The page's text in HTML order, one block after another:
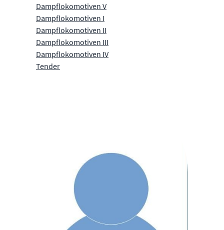
Dampflokomotiven V
Dampflokomotiven I
Dampflokomotiven II
Dampflokomotiven III
Dampflokomotiven IV
Tender